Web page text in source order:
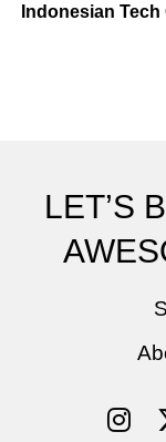
Indonesian
LET’S